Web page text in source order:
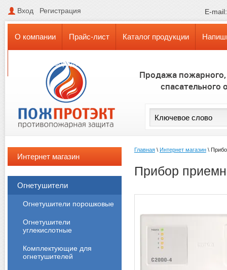
Вход Регистрация E-
Продажа
спасательного
О компании Прайс-лист Каталог продукции
Поставки оборудования в КАЗАХСТАН и БЕЛАРУСЬ
Главная\ Интернет магазин\
Прибор
Интернет магазин
Огнетушители
Огнетушители порошковые
Огнетушители
углекислотные
Комплектующие для
огнетушителей